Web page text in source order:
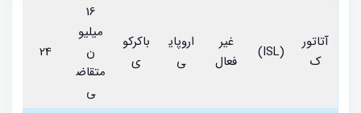
آتاتور
ک
(ISL)
غیر
فعال
اروپای
ی
باکرکو
ی
16
میلیو
ن
متقاض
ی
24